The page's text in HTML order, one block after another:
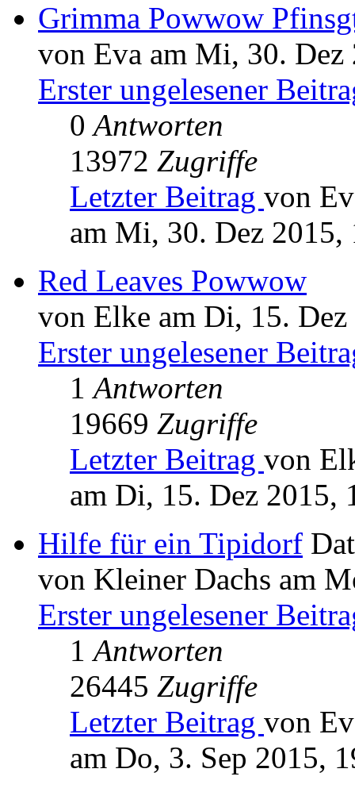
Grimma Powwow
von Eva am Mi, 30. Dez
Erster ungelesener
0Antworten
13972 Zugriffe
Letzter Beitrag von
am Mi, 30. Dez 2015,
Red Leaves Powwow
von Elke am Di, 15.
Erster ungelesener
1Antworten
19669 Zugriffe
Letzter Beitrag von
am Di, 15. Dez 2015,
Hilfe für ein Tipidorf
von Kleiner Dachs am
Erster ungelesener
1Antworten
26445 Zugriffe
Letzter Beitrag von
am Do, 3. Sep 2015,